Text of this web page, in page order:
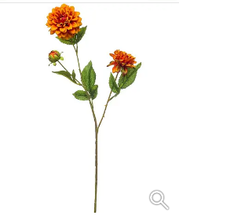
search